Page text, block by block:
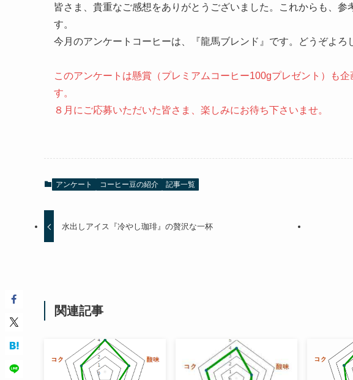
皆さま、貴重なご感想をありがとうございました。これからも、参
す。
今月のアンケートコーヒーは、『龍馬ブレンド』です。どうぞよろ
このアンケートは懸賞（プレミアムコーヒー100gプレゼント）も
す。
８月にご応募いただいた皆さま、楽しみにお待ち下さいませ。
アンケート コーヒー豆の紹介 記事一覧
水出しアイス『冷やし珈琲』の贅沢な一杯
関連記事